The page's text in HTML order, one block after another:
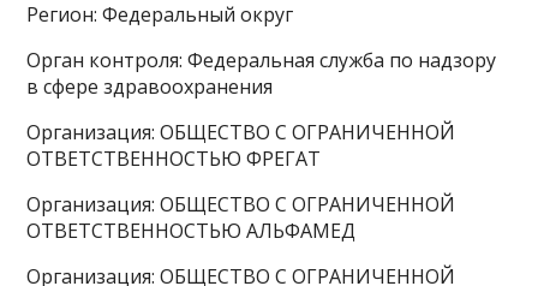
Регион: Федеральный округ
Орган контроля: Федеральная служба по надзору
в сфере здравоохранения
Организация: ОБЩЕСТВО С ОГРАНИЧЕННОЙ
ОТВЕТСТВЕННОСТЬЮ ФРЕГАТ
Организация: ОБЩЕСТВО С ОГРАНИЧЕННОЙ
ОТВЕТСТВЕННОСТЬЮ АЛЬФАМЕД
Организация: ОБЩЕСТВО С ОГРАНИЧЕННОЙ